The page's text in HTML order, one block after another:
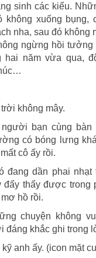
sinh các kiểu.
không xuống
nha, sau đó không
ngừng hồi
hai năm vừa qua,
không mây.
bạn cùng bàn
có bóng lưng
cô ấy rồi.
đang dần phai nhạt
đấy thấy được trong
hồ rồi.
chuyện không
đáng khắc ghi trong
anh ấy. (icon mặt